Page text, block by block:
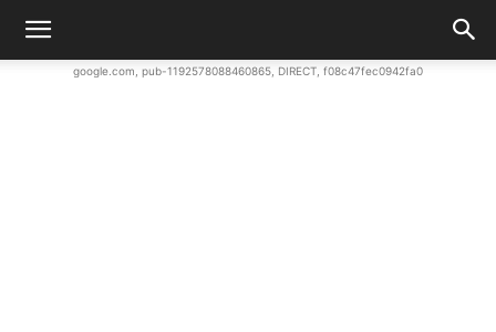
google.com, pub-1192578088460865, DIRECT, f08c47fec0942fa0